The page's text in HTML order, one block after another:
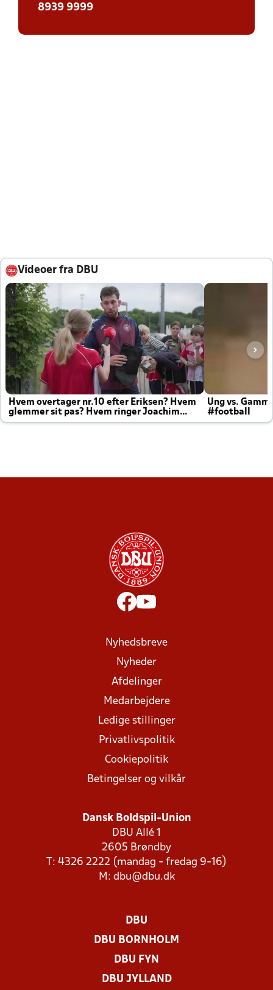
8939 9999
Videoer fra DBU
Hvem overtager nr.10 efter Eriksen? Hvem
glemmer sit pas? Hvem ringer Joachim
altid til efter kampe?
Ung vs.
#football
Nyhedsbreve
Nyheder
Afdelinger
Medarbejdere
Ledige stillinger
Privatlivspolitik
Cookiepolitik
Betingelser og vilkår
Dansk Boldspil-Union
DBU Allé 1
2605 Brøndby
T: 4326 2222 (mandag - fredag 9-16)
M: dbu@dbu.dk
DBU
DBU BORNHOLM
DBU FYN
DBU JYLLAND